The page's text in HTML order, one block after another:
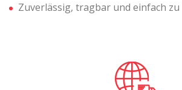
Zuverlässig, tragbar und einfach zu